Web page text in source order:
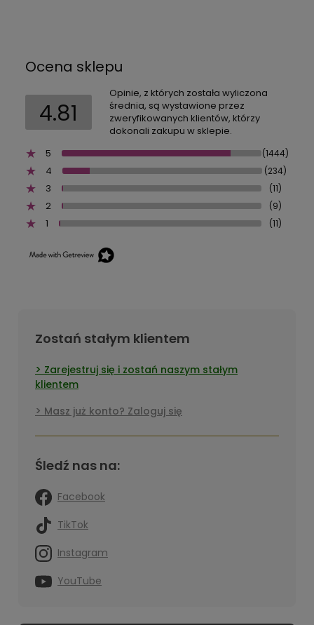
Ocena sklepu
4.81
Opinie, z których została wyliczona
średnia, są wystawione przez
zweryfikowanych klientów, którzy
dokonali zakupu w sklepie.
5
(1444)
4 (234)
3 (11)
2 (9)
1 (11)
Zostań stałym klientem
Zarejestruj się i zostań naszym stałym
klientem
Masz już konto? Zaloguj się
Śledź nas na:
Facebook
TikTok
Instagram
YouTube